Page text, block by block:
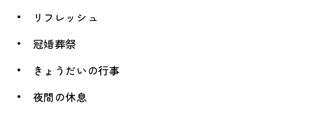
リフレッシュ
冠婚葬祭
きょうだいの行事
夜間の休息